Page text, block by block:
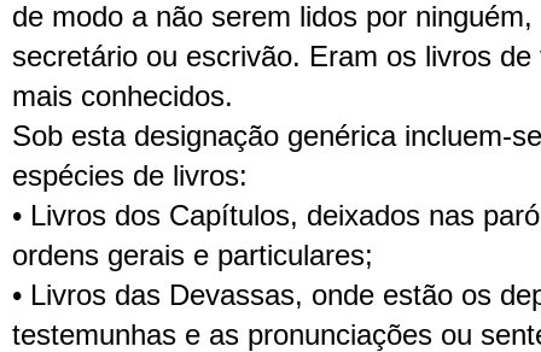
de modo a não serem lidos por
secretário ou escrivão. Eram os livros
mais conhecidos.
Sob esta designação genérica incluem-
espécies de livros:
• Livros dos Capítulos, deixados nas
ordens gerais e particulares;
• Livros das Devassas, onde estão os
testemunhas e as pronunciações ou